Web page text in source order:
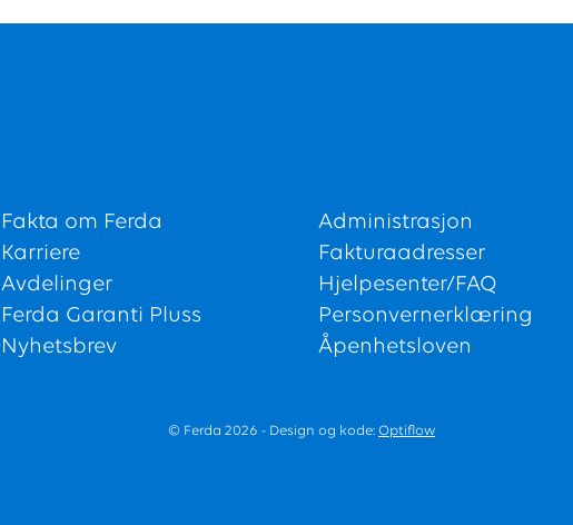
Fakta om Ferda
Karriere
Avdelinger
Ferda Garanti Pluss
Nyhetsbrev
Administrasjon
Fakturaadresser
Hjelpesenter/FAQ
Personvernerklæring
Åpenhetsloven
© Ferda 2026 - Design og kode: Optiflow